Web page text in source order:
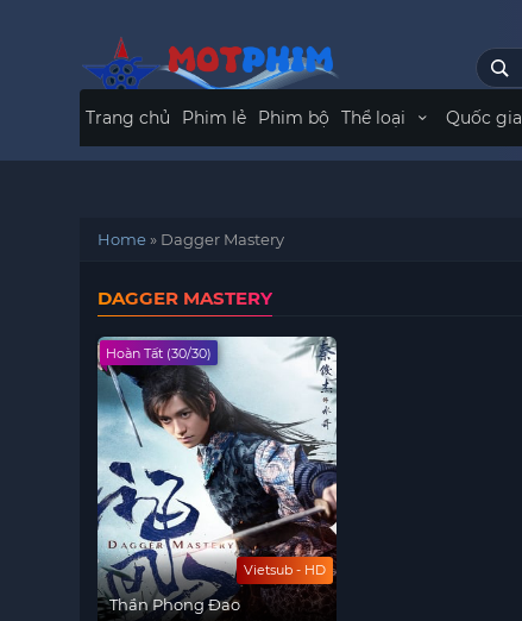
Trang chủ Phim lẻ Phim bộ Thể loại Quốc gia
Home» Dagger Mastery
DAGGER MASTERY
Vietsub - HD
Hoàn Tất (30/30)
Thần Phong Đao